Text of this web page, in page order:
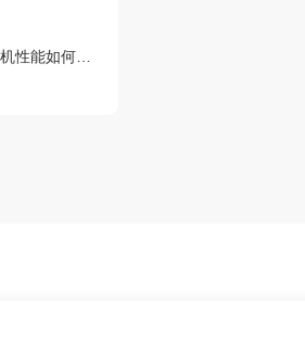
有关西藏洗脱机性能如何选择？